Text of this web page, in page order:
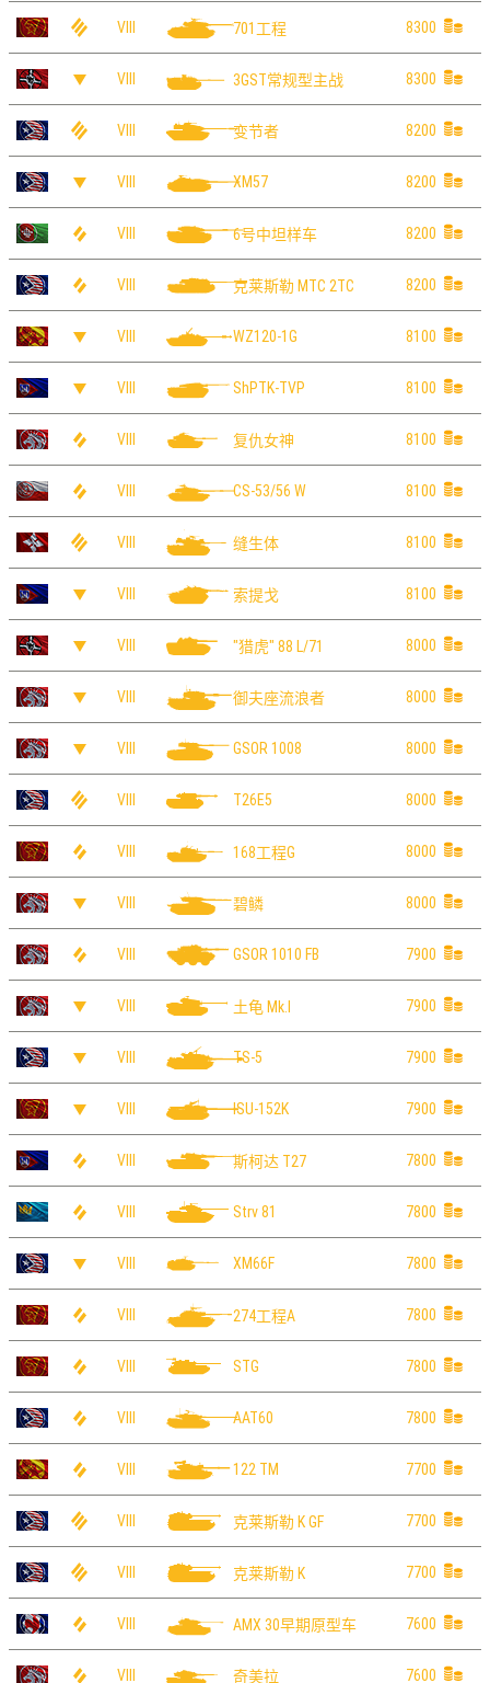
VIII 701工程 8300
VIII 3GST常规型主战 8300
VIII 变节者 8200
VIII XM57 8200
VIII 6号中坦样车 8200
VIII 克莱斯勒 MTC 2TC 8200
VIII WZ120-1G 8100
VIII ShPTK-TVP 8100
VIII 复仇女神 8100
VIII CS-53/56 W 8100
VIII 缝生体 8100
VIII 索提戈 8100
VIII "猎虎" 88 L/71 8000
VIII 御夫座流浪者 8000
VIII GSOR 1008 8000
VIII T26E5 8000
VIII 168工程G 8000
VIII 碧鳞 8000
VIII GSOR 1010 FB 7900
VIII 土龟 Mk.I 7900
VIII TS-5 7900
VIII ISU-152K 7900
VIII 斯柯达 T27 7800
VIII Strv 81 7800
VIII XM66F 7800
VIII 274工程A 7800
VIII STG 7800
VIII AAT60 7800
VIII 122 TM 7700
VIII 克莱斯勒 K GF 7700
VIII 克莱斯勒 K 7700
VIII AMX 30早期原型车 7600
VIII 奇美拉 7600